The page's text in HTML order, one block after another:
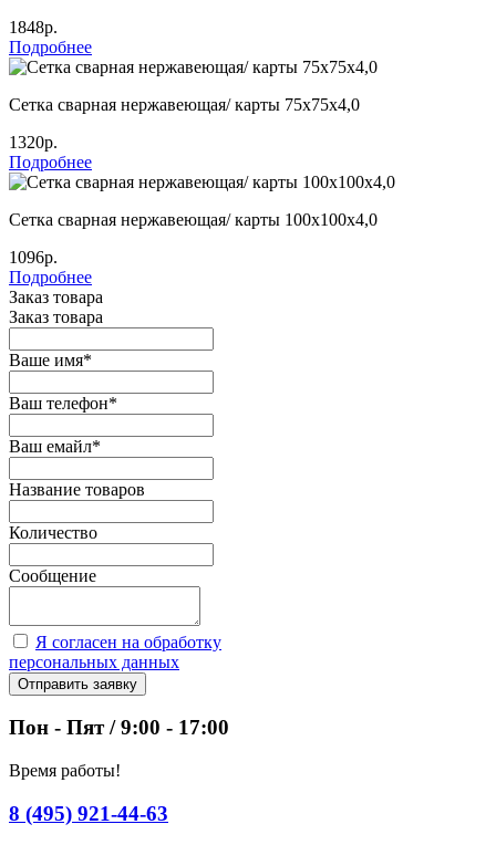
1848р.
Подробнее
Сетка сварная нержавеющая/ карты 75х75х4,0
1320р.
Подробнее
Сетка сварная нержавеющая/ карты 100х100х4,0
1096р.
Подробнее
Заказ товара
Заказ товара
Ваше имя*
Ваш телефон*
Ваш емайл*
Название товаров
Количество
Сообщение
Я согласен на обработку
персональных данных
Отправить заявку
Пон - Пят / 9:00 - 17:00
Время работы!
8 (495) 921-44-63